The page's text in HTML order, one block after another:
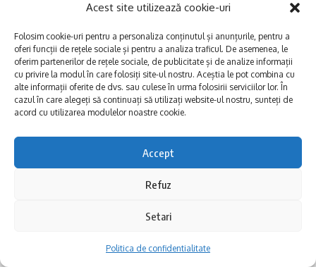
Acest site utilizează cookie-uri
Folosim cookie-uri pentru a personaliza conținutul și anunțurile, pentru a
oferi funcții de rețele sociale și pentru a analiza traficul. De asemenea, le
oferim partenerilor de rețele sociale, de publicitate și de analize informații
cu privire la modul în care folosiți site-ul nostru. Aceștia le pot combina cu
alte informații oferite de dvs. sau culese în urma folosirii serviciilor lor. În
cazul în care alegeți să continuați să utilizați website-ul nostru, sunteți de
acord cu utilizarea modulelor noastre cookie.
Accept
Refuz
Setari
Politica de confidentialitate
E xplorăm Dobrogea,
Explorăm valorile locale:
Deltă, Litoral, cele mai mari
biserici și mănăstiri, cele mai
FRUMOASE POVEȘTI.
Afaceri și meșteșuguri
Actualitate